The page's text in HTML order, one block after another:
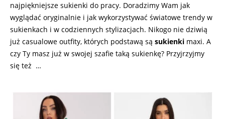
najpiękniejsze sukienki do pracy. Doradzimy Wam jak
wyglądać oryginalnie i jak wykorzystywać światowe trendy w
sukienkach i w codziennych stylizacjach. Nikogo nie dziwią
już casualowe outfity, których podstawą są sukienki maxi. A
czy Ty masz już w swojej szafie taką sukienkę? Przyjrzyjmy
się też …